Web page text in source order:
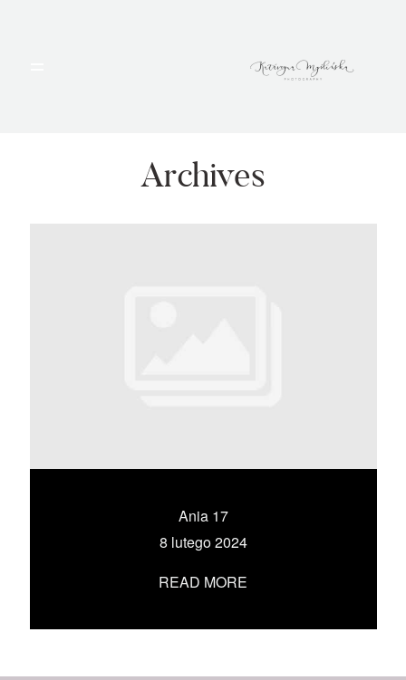
Archives
Ania 17
8 lutego 2024
READ MORE
PORTFOLIO
UMÓW SIĘ ZE MNĄ →